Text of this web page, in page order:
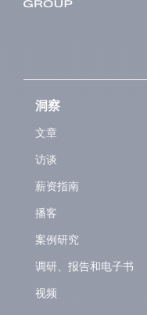
洞察
文章
访谈
薪资指南
播客
案例研究
调研、报告和电子书
视频